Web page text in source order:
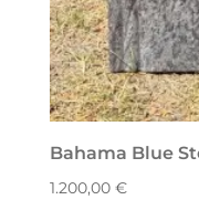
Bahama Blue
1.200,00 €